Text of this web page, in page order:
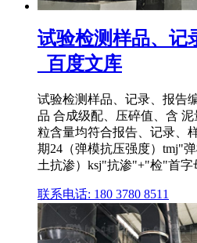
试验检测样品、记
_百度文库
试验检测样品、记录、报告
品 合成级配、压碎值、含
粒含量均符合报告、记录、
期24（弹模抗压强度）tmj"
土抗渗）ksj"抗渗"+"检"首字
联系电话: 180 3780 8511